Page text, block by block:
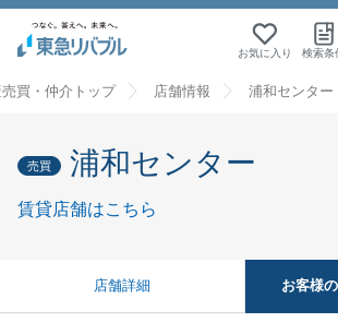
お気に入り 検索条
買・仲介トップ 店舗情報 浦和センター
売買 浦和センター
賃貸店舗はこちら
店舗詳細 お客様